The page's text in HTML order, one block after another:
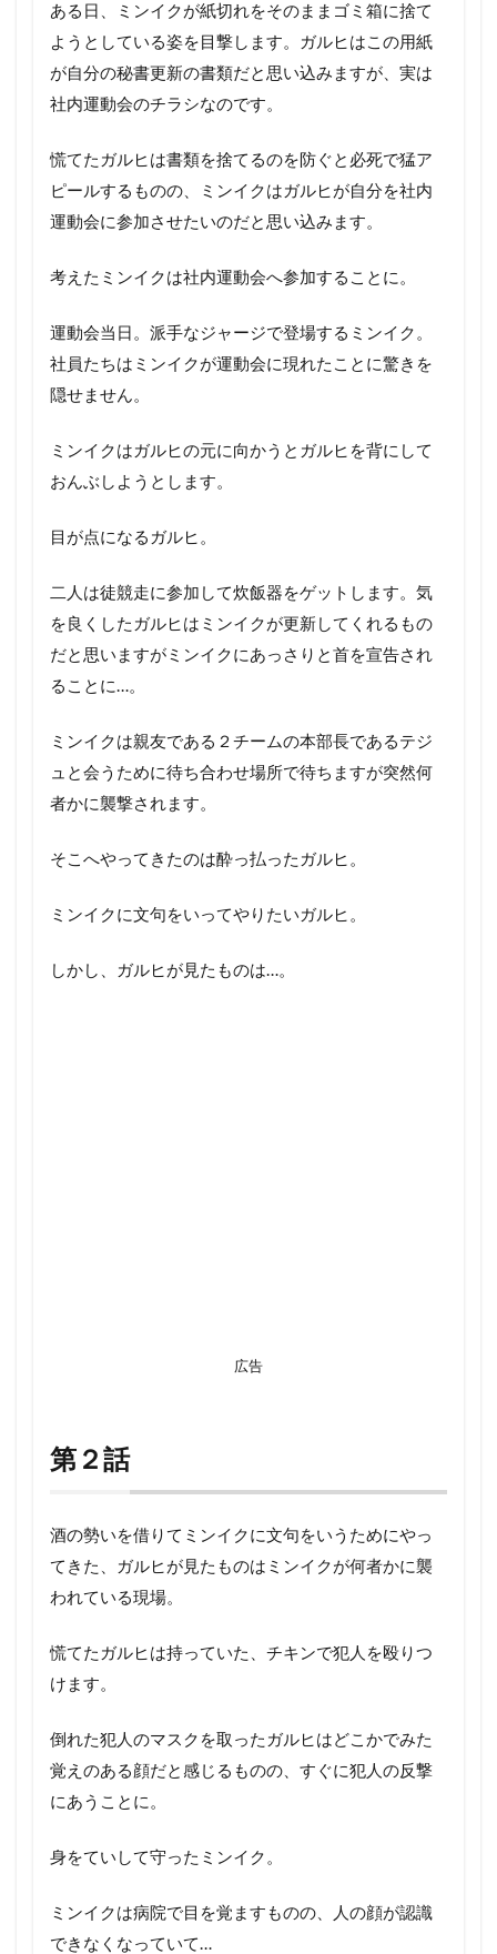
ある日、ミンイクが紙切れをそのままゴミ箱に捨て
ようとしている姿を目撃します。ガルヒはこの用紙
が自分の秘書更新の書類だと思い込みますが、実は
社内運動会のチラシなのです。
慌てたガルヒは書類を捨てるのを防ぐと必死で猛ア
ピールするものの、ミンイクはガルヒが自分を社内
運動会に参加させたいのだと思い込みます。
考えたミンイクは社内運動会へ参加することに。
運動会当日。派手なジャージで登場するミンイク。
社員たちはミンイクが運動会に現れたことに驚きを
隠せません。
ミンイクはガルヒの元に向かうとガルヒを背にして
おんぶしようとします。
目が点になるガルヒ。
二人は徒競走に参加して炊飯器をゲットします。気
を良くしたガルヒはミンイクが更新してくれるもの
だと思いますがミンイクにあっさりと首を宣告され
ることに…。
ミンイクは親友である２チームの本部長であるテジ
ュと会うために待ち合わせ場所で待ちますが突然何
者かに襲撃されます。
そこへやってきたのは酔っ払ったガルヒ。
ミンイクに文句をいってやりたいガルヒ。
しかし、ガルヒが見たものは…。
広告
第２話
酒の勢いを借りてミンイクに文句をいうためにやっ
てきた、ガルヒが見たものはミンイクが何者かに襲
われている現場。
慌てたガルヒは持っていた、チキンで犯人を殴りつ
けます。
倒れた犯人のマスクを取ったガルヒはどこかでみた
覚えのある顔だと感じるものの、すぐに犯人の反撃
にあうことに。
身をていして守ったミンイク。
ミンイクは病院で目を覚ますものの、人の顔が認識
できなくなっていて…